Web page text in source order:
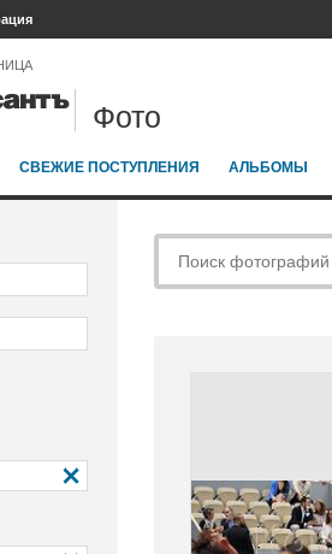
Фото
СВЕЖИЕ ПОСТУПЛЕНИЯ АЛЬБОМЫ